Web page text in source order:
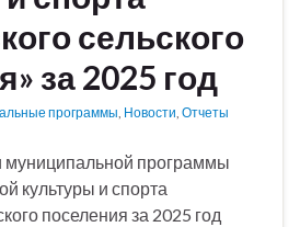
сельского
за 2025 год
программы, Новости, Отчеты
муниципальной программы
культуры и спорта
поселения за 2025 год